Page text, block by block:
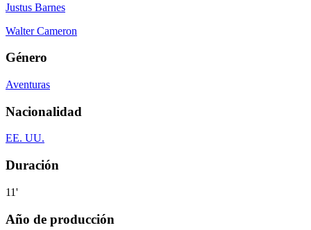
Justus Barnes
Walter Cameron
Género
Aventuras
Nacionalidad
EE. UU.
Duración
11'
Año de producción